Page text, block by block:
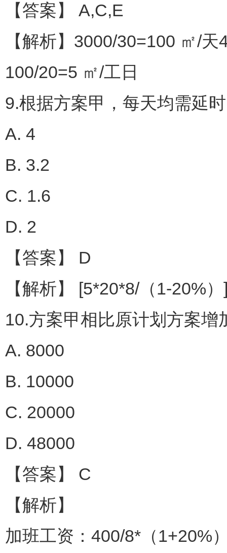
【答案】 A,C,E
【解析】3000/30=100 ㎡/
100/20=5 ㎡/工日
9.根据方案甲，每天均需延
A. 4
B. 3.2
C. 1.6
D. 2
【答案】 D
【解析】 [5*20*8/（1-20%
10.方案甲相比原计划方案
A. 8000
B. 10000
C. 20000
D. 48000
【答案】 C
【解析】
加班工资：400/8*（1+20%